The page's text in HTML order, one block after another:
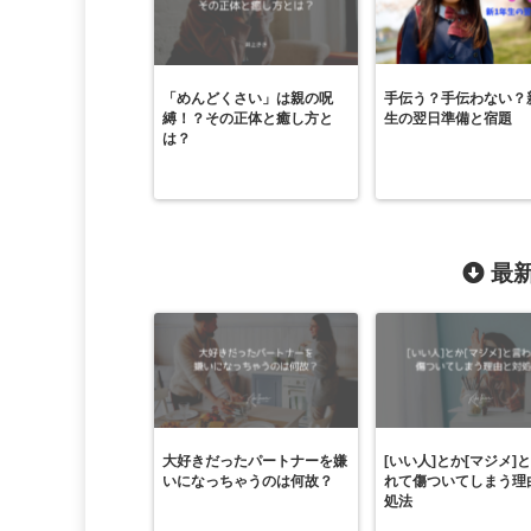
「めんどくさい」は親の呪
縛！？その正体と癒し方と
は？
手伝う？手伝わない？
生の翌日準備と宿題
最
大好きだったパートナーを嫌
いになっちゃうのは何故？
[いい人]とか[マジメ]
れて傷ついてしまう理
処法